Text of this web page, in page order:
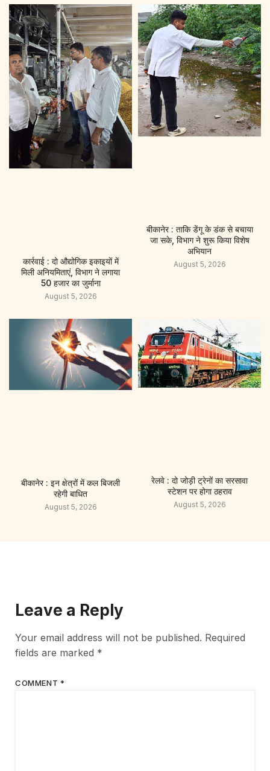
कार्रवाई : दो औद्योगिक इकाइयों में
मिली अनियमिताएं, विभाग ने लगाया
50 हजार का जुर्माना
August 5, 2026
बीकानेर : ताकि डेंगू के डंक से बचाया
जा सके, विभाग ने शुरू किया विशेष
अभियान
August 5, 2026
बीकानेर : इन क्षेत्रों में कल बिजली
रहेगी बाधित
August 5, 2026
रेलवे : दो जोड़ी ट्रेनों का सरसावा
स्टेशन पर होगा ठहराव
August 5, 2026
Leave a Reply
Your email address will not be published. Required
fields are marked *
COMMENT *